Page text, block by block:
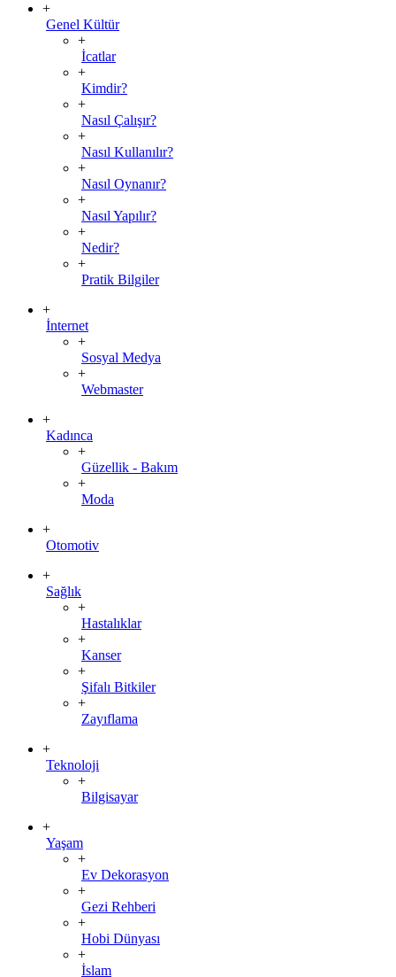
+
Genel Kültür
+
İcatlar
+
Kimdir?
+
Nasıl Çalışır?
+
Nasıl Kullanılır?
+
Nasıl Oynanır?
+
Nasıl Yapılır?
+
Nedir?
+
Pratik Bilgiler
+
İnternet
+
Sosyal Medya
+
Webmaster
+
Kadınca
+
Güzellik - Bakım
+
Moda
+
Otomotiv
+
Sağlık
+
Hastalıklar
+
Kanser
+
Şifalı Bitkiler
+
Zayıflama
+
Teknoloji
+
Bilgisayar
+
Yaşam
+
Ev Dekorasyon
+
Gezi Rehberi
+
Hobi Dünyası
+
İslam